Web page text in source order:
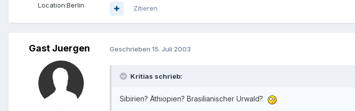
Location:Berlin Zitieren
Gast Juergen Geschrieben 15. Juli 2003
Kritias schrieb:
Sibirien? Äthiopien? Brasilianischer Urwald?